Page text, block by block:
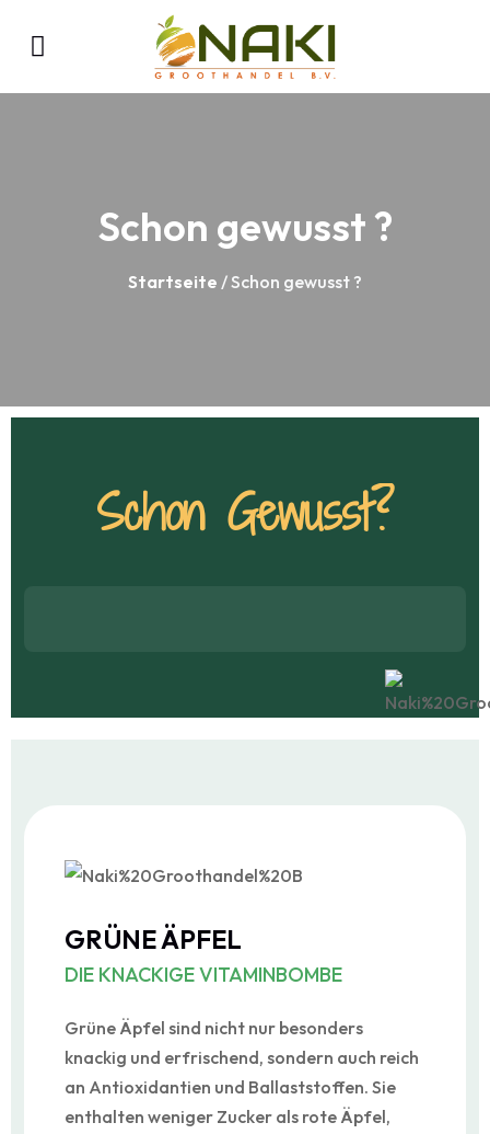
Schon gewusst ?
Startseite / Schon gewusst ?
Schon Gewusst?
GRÜNE ÄPFEL
DIE KNACKIGE VITAMINBOMBE
Grüne Äpfel sind nicht nur besonders
knackig und erfrischend, sondern auch reich
an Antioxidantien und Ballaststoffen. Sie
enthalten weniger Zucker als rote Äpfel,